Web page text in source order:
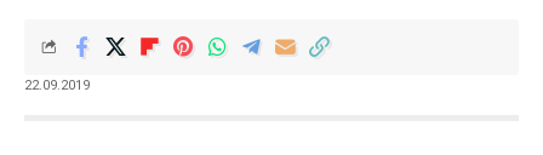
22.09.2019